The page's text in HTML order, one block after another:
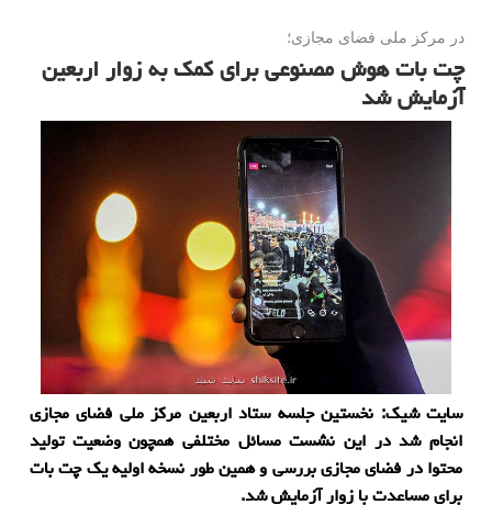
در مركز ملی فضای مجازی؛
چت بات هوش مصنوعی برای کمک به زوار اربعین
آزمایش شد
سایت شیک: نخستین جلسه ستاد اربعین مرکز ملی فضای مجازی
انجام شد در این نشست مسائل مختلفی همچون وضعیت تولید
محتوا در فضای مجازی بررسی و همین طور نسخه اولیه یک چت بات
برای مساعدت با زوار آزمایش شد.